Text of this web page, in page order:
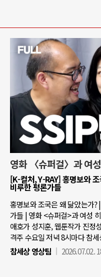
영화 〈슈퍼걸〉과 여
[K-컬처, Y-RAY] 홍명보와
비루한 평론가들
홍명보와 조국은 왜 닮았는가
가들 | 영화 <슈퍼걸>과 여성
애호가 성지훈, 웹툰작가 진정
격주 수요일 저녁 8시마다 참
참세상 영상팀
2026.07.02.